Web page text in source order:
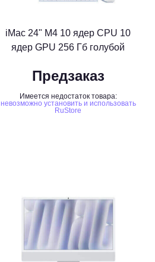
iMac 24" M4 10 ядер CPU 10
ядер GPU 256 Гб голубой
Предзаказ
Имеется недостаток товара:
невозможно установить и использовать
RuStore